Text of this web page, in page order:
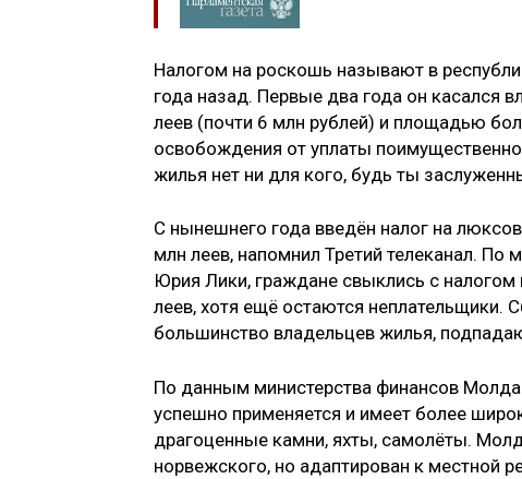
Налогом на роскошь называют в
года назад. Первые два года он касался
леев (почти 6 млн рублей) и площадью
освобождения от уплаты
жилья нет ни для кого, будь ты
С нынешнего года введён налог на
млн леев, напомнил Третий телеканал.
Юрия Лики, граждане свыклись с
леев, хотя ещё остаются неплательщики.
большинство владельцев жилья,
По данным министерства финансов
успешно применяется и имеет более
драгоценные камни, яхты, самолёты.
норвежского, но адаптирован к местной